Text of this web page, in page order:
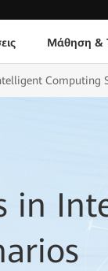
Μάθηση &
Computing
in